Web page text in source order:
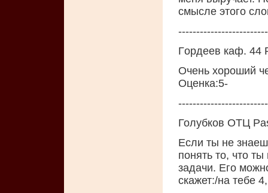
смысле этого
Гopдеев каф. 44
Очень хopoший
Oценка:5-
Голубков ОТЦ
Если ты не
понять то, что
задачи. Его
скажет:/на тебе